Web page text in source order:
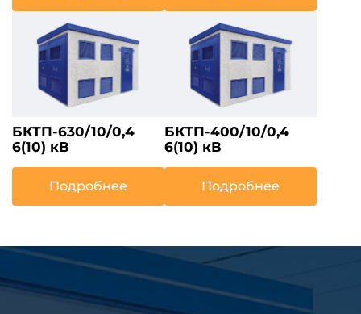
БКТП-630/10/0,4
6(10) кВ
Подробнее
БКТП-400/10/0,4
6(10) кВ
Подробнее